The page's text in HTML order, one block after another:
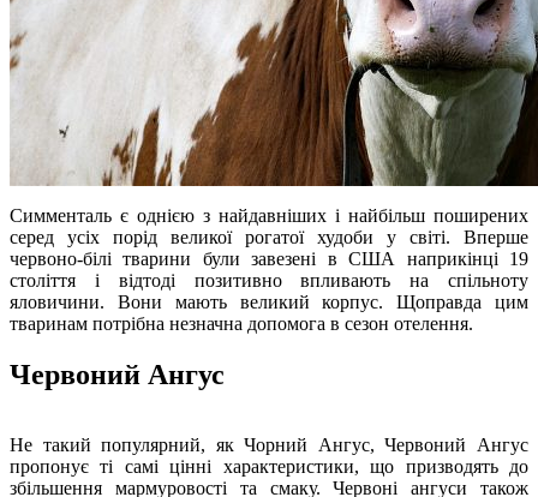
Симменталь є однією з найдавніших і найбільш поширених
серед усіх порід великої рогатої худоби у світі. Вперше
червоно-білі тварини були завезені в США наприкінці 19
століття і відтоді позитивно впливають на спільноту
яловичини. Вони мають великий корпус. Щоправда цим
тваринам потрібна незначна допомога в сезон отелення.
Червоний Ангус
Не такий популярний, як Чорний Ангус, Червоний Ангус
пропонує ті самі цінні характеристики, що призводять до
збільшення мармуровості та смаку. Червоні ангуси також